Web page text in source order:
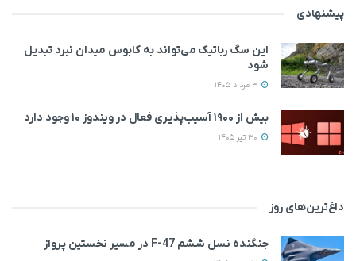
پیشنهادی
این سگ رباتیک می‌تواند به کابوس میدان نبرد تبدیل
شود
بیش از ۱۹۰۰ آسیب‌پذیری فعال در ویندوز ۱۰ وجود دارد
داغ‌ترین‌های روز
جنگنده نسل ششم F-47 در مسیر نخستین پرواز